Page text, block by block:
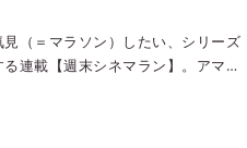
（＝マラソン）したい、シリーズ
連載【週末シネマラン】。アマプ
singles編集部メンバーが各々おす
画が好きな筆者ameが、小難しい系